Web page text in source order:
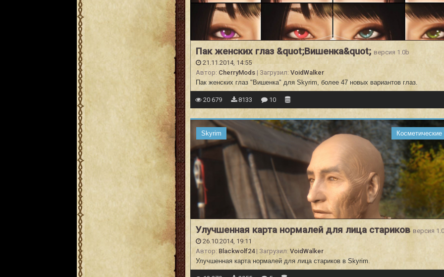
Пак женских глаз &quot;Вишенка&quot; версия 1.0b
21.11.2014, 14:55
Автор: CherryMods | Загрузил: VoidWalker
Пак женских глаз "Вишенка" для Skyrim, более 47 новых вариантов глаз.
20 679 8133 10
Skyrim
Улучшенная карта нормалей для лица стариков версия 1.0
26.10.2014, 19:11
Автор: Blackwolf24| Загрузил: VoidWalker
Улучшенная карта нормалей для лица стариков в Skyrim.